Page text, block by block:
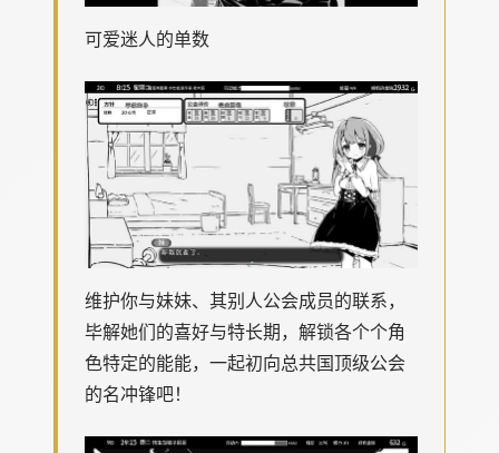
可爱迷人的单数
维护你与妹妹、其别人公会成员的联系，
毕解她们的喜好与特长期，解锁各个个角
色特定的能能，一起初向总共国顶级公会
的名冲锋吧！